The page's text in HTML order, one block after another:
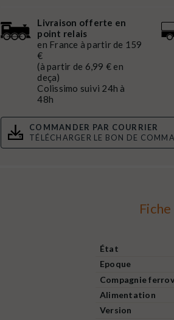
Livraison offerte en
point relais
en France à partir de 159
€
(à partir de 6,99 € en
deça)
Colissimo suivi 24h à
48h
COMMANDER PAR COURRIER
TÉLÉCHARGER LE BON DE
État
Epoque
Compagnie
Alimentation
Version